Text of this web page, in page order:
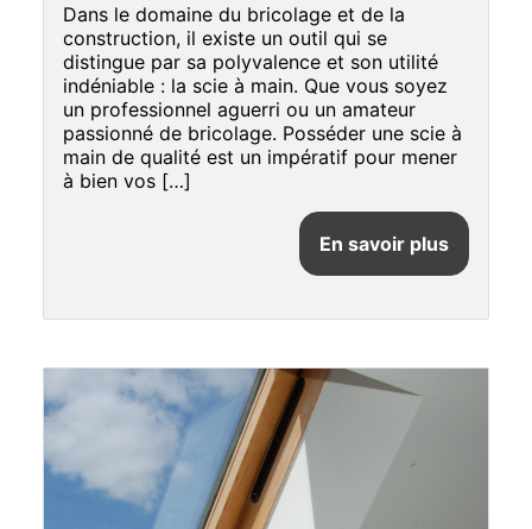
Dans le domaine du bricolage et de la
construction, il existe un outil qui se
distingue par sa polyvalence et son utilité
indéniable : la scie à main. Que vous soyez
un professionnel aguerri ou un amateur
passionné de bricolage. Posséder une scie à
main de qualité est un impératif pour mener
à bien vos […]
En savoir plus